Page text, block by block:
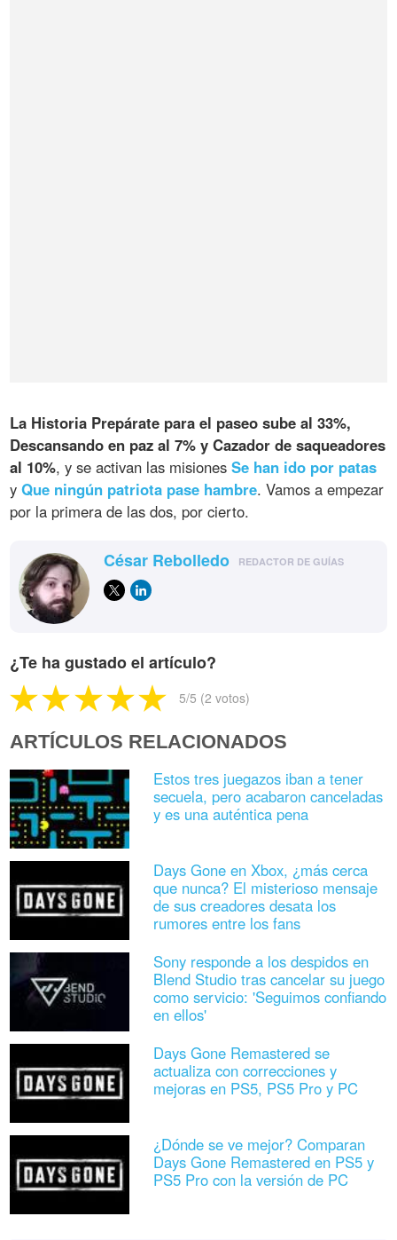
La Historia Prepárate para el paseo sube al 33%,
Descansando en paz al 7% y Cazador de saqueadores
al 10%, y se activan las misionesSe han ido por patas
yQue ningún patriota pase hambre. Vamos a empezar
por la primera de las dos, por cierto.
César Rebolledo REDACTOR DE GUÍAS
¿Te ha gustado el artículo?
5/5 (2 votos)
ARTÍCULOS RELACIONADOS
Estos tres juegazos iban a tener
secuela, pero acabaron canceladas
y es una auténtica pena
Days Gone en Xbox, ¿más cerca
que nunca? El misterioso mensaje
de sus creadores desata los
rumores entre los fans
Sony responde a los despidos en
Blend Studio tras cancelar su juego
como servicio: 'Seguimos confiando
en ellos'
Days Gone Remastered se
actualiza con correcciones y
mejoras en PS5, PS5 Pro y PC
¿Dónde se ve mejor? Comparan
Days Gone Remastered en PS5 y
PS5 Pro con la versión de PC